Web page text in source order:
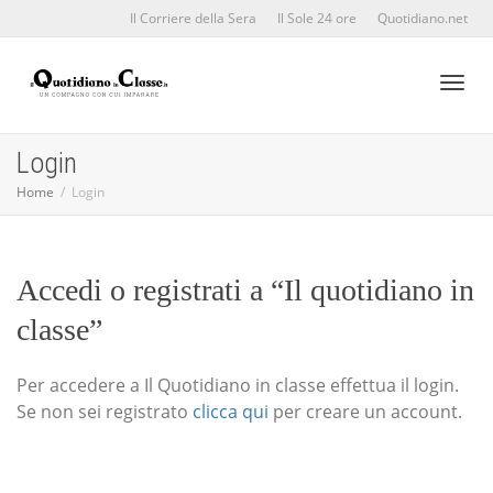
Il Corriere della Sera Il Sole 24 ore Quotidiano.net
Login
Home Login
Accedi o registrati a “Il quotidiano in
classe”
Per accedere a Il Quotidiano in classe effettua il login.
Se non sei registrato clicca qui per creare un account.